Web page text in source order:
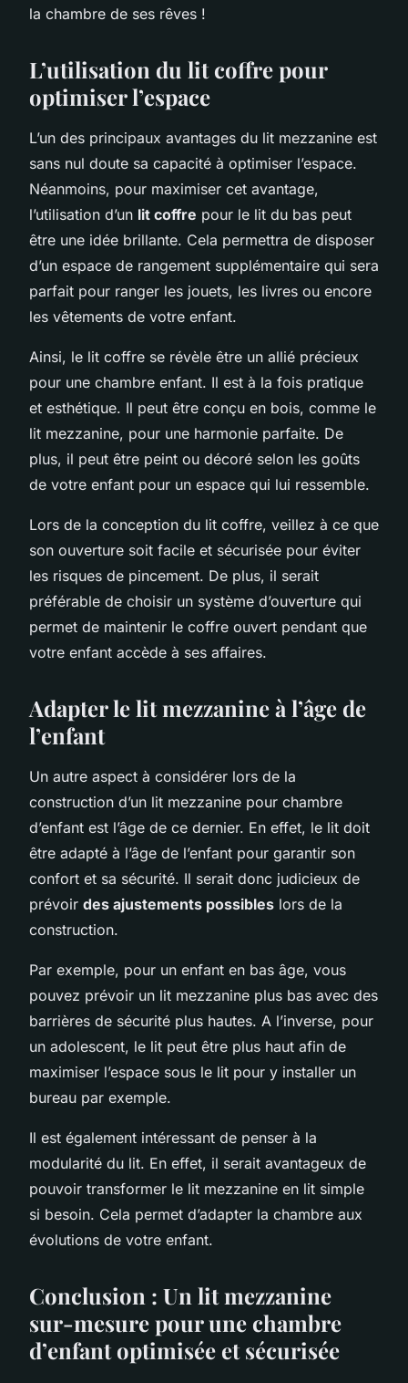
la chambre de ses rêves !
L’utilisation du lit coffre pour
optimiser l’espace
L’un des principaux avantages du lit mezzanine est
sans nul doute sa capacité à optimiser l’espace.
Néanmoins, pour maximiser cet avantage,
l’utilisation d’un lit coffre pour le lit du bas peut
être une idée brillante. Cela permettra de disposer
d’un espace de rangement supplémentaire qui sera
parfait pour ranger les jouets, les livres ou encore
les vêtements de votre enfant.
Ainsi, le lit coffre se révèle être un allié précieux
pour une chambre enfant. Il est à la fois pratique
et esthétique. Il peut être conçu en bois, comme le
lit mezzanine, pour une harmonie parfaite. De
plus, il peut être peint ou décoré selon les goûts
de votre enfant pour un espace qui lui ressemble.
Lors de la conception du lit coffre, veillez à ce que
son ouverture soit facile et sécurisée pour éviter
les risques de pincement. De plus, il serait
préférable de choisir un système d’ouverture qui
permet de maintenir le coffre ouvert pendant que
votre enfant accède à ses affaires.
Adapter le lit mezzanine à l’âge de
l’enfant
Un autre aspect à considérer lors de la
construction d’un lit mezzanine pour chambre
d’enfant est l’âge de ce dernier. En effet, le lit doit
être adapté à l’âge de l’enfant pour garantir son
confort et sa sécurité. Il serait donc judicieux de
prévoir des ajustements possibles lors de la
construction.
Par exemple, pour un enfant en bas âge, vous
pouvez prévoir un lit mezzanine plus bas avec des
barrières de sécurité plus hautes. A l’inverse, pour
un adolescent, le lit peut être plus haut afin de
maximiser l’espace sous le lit pour y installer un
bureau par exemple.
Il est également intéressant de penser à la
modularité du lit. En effet, il serait avantageux de
pouvoir transformer le lit mezzanine en lit simple
si besoin. Cela permet d’adapter la chambre aux
évolutions de votre enfant.
Conclusion : Un lit mezzanine
sur-mesure pour une chambre
d’enfant optimisée et sécurisée